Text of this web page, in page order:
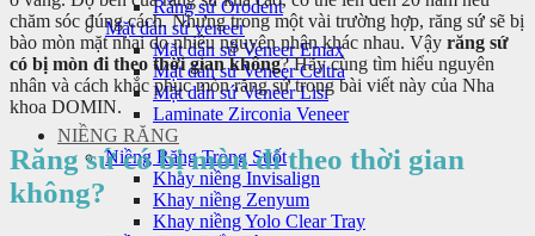
Răng sứ Orodent
Mặt dán sứ veneer
Mặt dán sứ Veneer Emax
Mặt dán sứ Veneer Celtra
Mặt dán sứ Veneer Lisi
Laminate Zirconia Veneer
NIỀNG RĂNG
Niềng Răng Trong Suốt
Khay niềng Invisalign
Khay niềng Zenyum
Khay niềng Yolo Clear Tray
chăm sóc đúng cách. Nhưng trong một vài trường hợp, răng sứ sẽ bị
bào mòn mặt nhai do nhiều nguyên nhân khác nhau. Vậy răng sứ
có bị mòn đi theo thời gian không? Hãy cùng tìm hiểu nguyên
nhân và cách khắc phục mòn răng sứ trong bài viết này của Nha
khoa DOMIN.
Răng sứ có bị mòn đi theo thời gian
không?